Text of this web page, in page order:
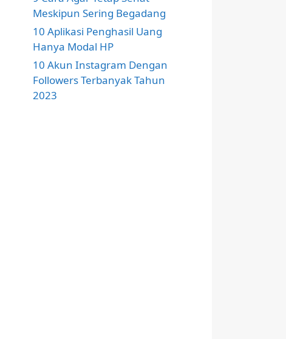
Meskipun Sering Begadang
10 Aplikasi Penghasil Uang
Hanya Modal HP
10 Akun Instagram Dengan
Followers Terbanyak Tahun
2023